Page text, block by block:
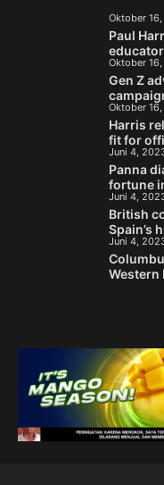
Oktober
Paul
Oktober
Gen Z
Oktober
Harris
fit for
Juni 4,
Panna
fortune
Juni 4,
British
Spain’s
Juni 4,
Western